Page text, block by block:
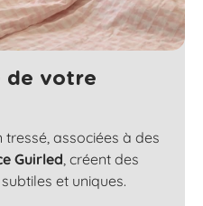
de votre
associées à des
Guirled, créent des
et uniques.